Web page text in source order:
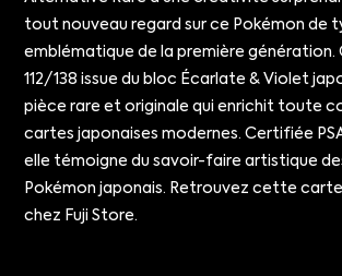
tout nouveau regard sur ce Pokémon de
emblématique de la première
112/138 issue du bloc Écarlate & Violet
pièce rare et originale qui enrichit toute
cartes japonaises modernes. Certifiée
elle témoigne du savoir-faire artistique
Pokémon japonais. Retrouvez cette
chez Fuji Store.